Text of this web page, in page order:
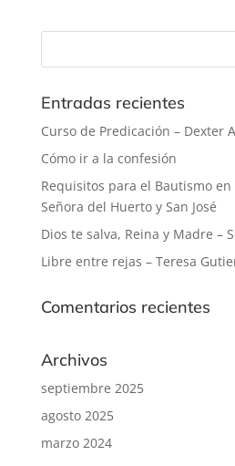
Entradas recientes
Curso de Predicación – Dexter
Cómo ir a la confesión
Requisitos para el Bautismo
Señora del Huerto y San José
Dios te salva, Reina y Madre –
Libre entre rejas – Teresa
Comentarios recientes
Archivos
septiembre 2025
agosto 2025
marzo 2024